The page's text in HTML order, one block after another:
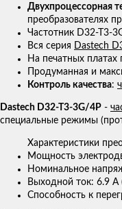
Двухпроцессорная
преобразователях
Частотник D32-T3-
Вся серия Dastech
На печатных платах
Продуманная и
Контроль качества:
Dastech D32-T3-3G/4P -
специальные режимы
Характеристики
Мощность
Номинальное
Выходной ток: 6.9 А
Способность к